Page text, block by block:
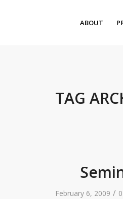
ABOUT
TAG
February 6, 2009 /